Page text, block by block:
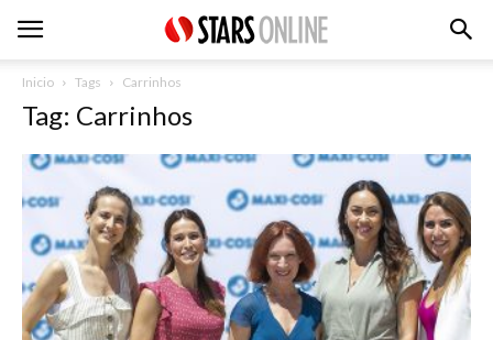
Inicio Tags Carrinhos
Tag: Carrinhos